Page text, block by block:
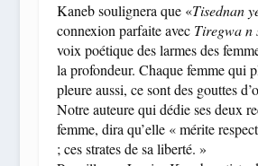
Kaneb soulignera que «Tisednan
connexion parfaite avec Tiregwa n
voix poétique des larmes des
la profondeur. Chaque femme qui
pleure aussi, ce sont des gouttes
Notre auteure qui dédie ses deux
femme, dira qu’elle « mérite
; ces strates de sa liberté. »